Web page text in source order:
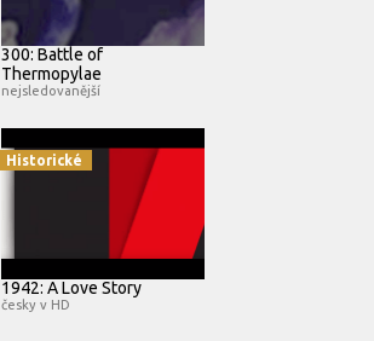
300: Battle of
Thermopylae
nejsledovanější
Historické
1942: A Love Story
česky v HD